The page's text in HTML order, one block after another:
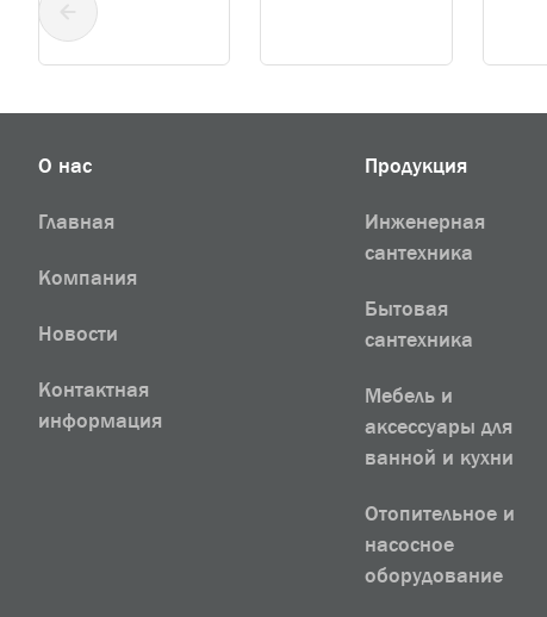
О нас
Главная
Компания
Новости
Контактная
информация
Продукция
Инженерная
сантехника
Бытовая
сантехника
Мебель и
аксессуары для
ванной и кухни
Отопительное и
насосное
оборудование